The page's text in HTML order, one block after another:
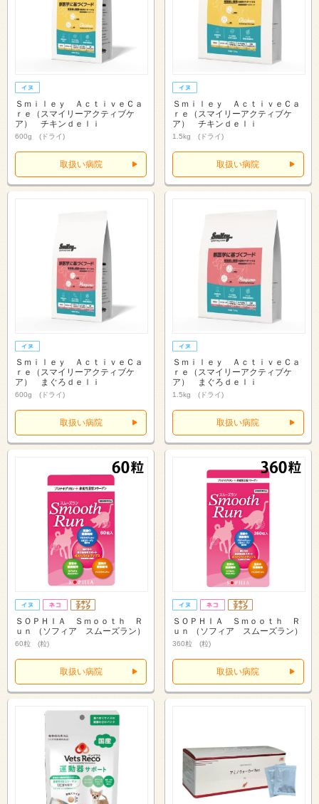
Ｓｍｉｌｅｙ ＡｃｔｉｖｅＣａ
ｒｅ（スマイリーアクティブケ
ア） チキンｄｅｌｉ
600g (ドライ)
取扱い病院
Ｓｍｉｌｅｙ ＡｃｔｉｖｅＣａ
ｒｅ（スマイリーアクティブケ
ア） チキンｄｅｌｉ
1.5kg (ドライ)
取扱い病院
Ｓｍｉｌｅｙ ＡｃｔｉｖｅＣａ
ｒｅ（スマイリーアクティブケ
ア） まぐろｄｅｌｉ
600g (ドライ)
取扱い病院
Ｓｍｉｌｅｙ ＡｃｔｉｖｅＣａ
ｒｅ（スマイリーアクティブケ
ア） まぐろｄｅｌｉ
1.5kg (ドライ)
取扱い病院
ＳＯＰＨＩＡ Ｓｍｏｏｔｈ Ｒ
ｕｎ （ソフィア スムーズラン）
60粒 (粒)
取扱い病院
ＳＯＰＨＩＡ Ｓｍｏｏｔｈ Ｒ
ｕｎ （ソフィア スムーズラン）
360粒 (粒)
取扱い病院